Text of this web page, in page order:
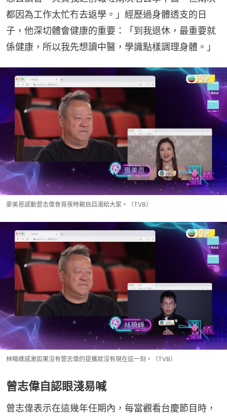
都因為工作太忙冇去返學。」經歷過身體透支的日
子，他深切體會健康的重要：「到我退休，最重要就
係健康，所以我先想讀中醫，學識點樣調理身體。」
麥美恩感動曾志偉食宵夜時親自舀湯給大家。（TVB）
林曉峰感激如果沒有曾志偉的提攜就沒有現在這一刻。（TVB）
曾志偉自認眼淺易喊
曾志偉表示在這幾年任期內，每當觀看台慶節目時，